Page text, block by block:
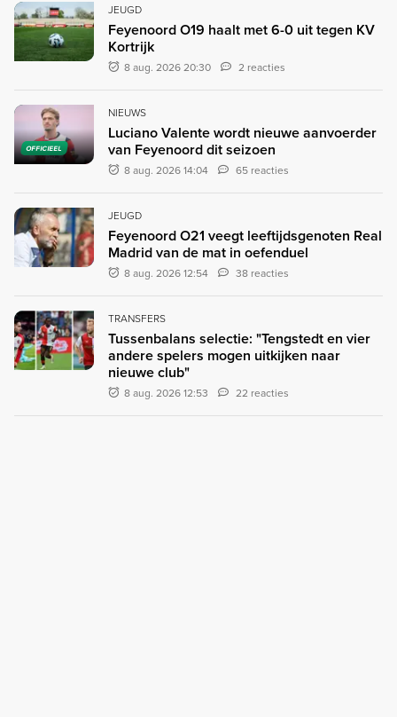
JEUGD
Feyenoord O19 haalt met 6-0 uit tegen KV
Kortrijk
8 aug. 2026 20:30 2 reacties
OFFICIEEL
NIEUWS
Luciano Valente wordt nieuwe aanvoerder
van Feyenoord dit seizoen
8 aug. 2026 14:04 65 reacties
JEUGD
Feyenoord O21 veegt leeftijdsgenoten Real
Madrid van de mat in oefenduel
8 aug. 2026 12:54 38 reacties
TRANSFERS
Tussenbalans selectie: "Tengstedt en vier
andere spelers mogen uitkijken naar
nieuwe club"
8 aug. 2026 12:53 22 reacties